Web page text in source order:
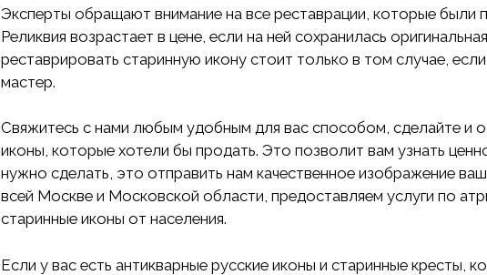
Эксперты обращают внимание на все реставрации, которые были
Реликвия возрастает в цене, если на ней сохранилась
реставрировать старинную икону стоит только в том случае,
мастер.
Свяжитесь с нами любым удобным для вас способом, сделайте и
иконы, которые хотели бы продать. Это позволит вам узнать
нужно сделать, это отправить нам качественное изображение
всей Москве и Московской области, предоставляем услуги по
старинные иконы от населения.
Если у вас есть антикварные русские иконы и старинные кресты,